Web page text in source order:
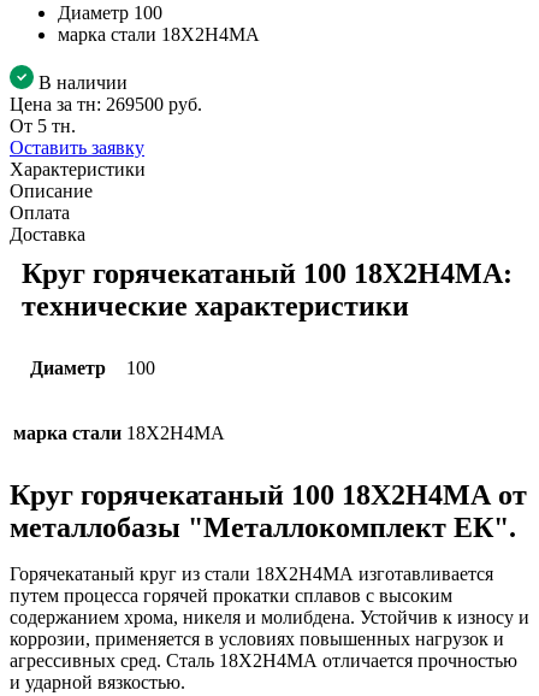
Диаметр 100
марка стали 18Х2Н4МА
В наличии
Цена за тн: 269500 руб.
От 5 тн.
Оставить заявку
Характеристики
Описание
Оплата
Доставка
Круг горячекатаный 100 18Х2Н4МА:
технические характеристики
Диаметр 100
марка стали 18Х2Н4МА
Круг горячекатаный 100 18Х2Н4МА от
металлобазы "Металлокомплект ЕК".
Горячекатаный круг из стали 18Х2Н4МА изготавливается
путем процесса горячей прокатки сплавов с высоким
содержанием хрома, никеля и молибдена. Устойчив к износу и
коррозии, применяется в условиях повышенных нагрузок и
агрессивных сред. Сталь 18Х2Н4МА отличается прочностью
и ударной вязкостью.